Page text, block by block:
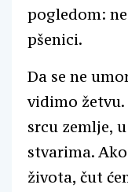
pogledom:
pšenici.
Da se ne
vidimo žetvu.
srcu zemlje,
stvarima.
života, čut